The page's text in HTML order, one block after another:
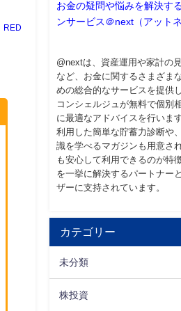
RED
お金の疑問や悩みを解決す
ンサービス＠next（アットネ
@nextは、資産運用や家計の
など、お金に関するさまざま
めの総合的なサービスを提供
コンシェルジュが無料で個別
に最適なアドバイスを行いま
利用した簡単な貯蓄力診断や
識を学べるマガジンも用意さ
も安心して利用できるのが特
を一挙に解決するパートナー
ザーに支持されています。
カテゴリー
未分類
株投資